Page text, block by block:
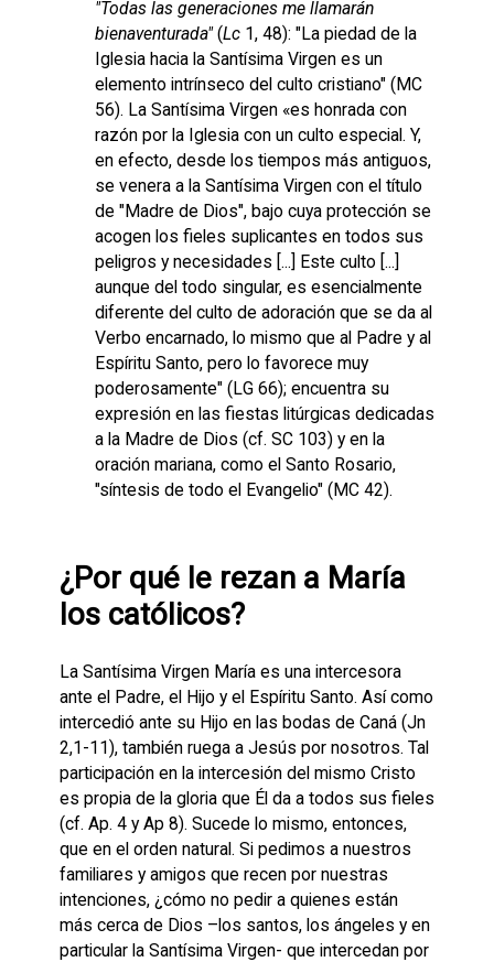
"Todas las generaciones me llamarán
bienaventurada"(Lc1, 48): "La piedad de la
Iglesia hacia la Santísima Virgen es un
elemento intrínseco del culto cristiano" (MC
56). La Santísima Virgen «es honrada con
razón por la Iglesia con un culto especial. Y,
en efecto, desde los tiempos más antiguos,
se venera a la Santísima Virgen con el título
de "Madre de Dios", bajo cuya protección se
acogen los fieles suplicantes en todos sus
peligros y necesidades [...] Este culto [...]
aunque del todo singular, es esencialmente
diferente del culto de adoración que se da al
Verbo encarnado, lo mismo que al Padre y al
Espíritu Santo, pero lo favorece muy
poderosamente" (LG 66); encuentra su
expresión en las fiestas litúrgicas dedicadas
a la Madre de Dios (cf. SC 103) y en la
oración mariana, como el Santo Rosario,
"síntesis de todo el Evangelio" (MC 42).
¿Por qué le rezan a María
los católicos?
La Santísima Virgen María es una intercesora
ante el Padre, el Hijo y el Espíritu Santo. Así como
intercedió ante su Hijo en las bodas de Caná (Jn
2,1-11), también ruega a Jesús por nosotros. Tal
participación en la intercesión del mismo Cristo
es propia de la gloria que Él da a todos sus fieles
(cf. Ap. 4 y Ap 8). Sucede lo mismo, entonces,
que en el orden natural. Si pedimos a nuestros
familiares y amigos que recen por nuestras
intenciones, ¿cómo no pedir a quienes están
más cerca de Dios –los santos, los ángeles y en
particular la Santísima Virgen- que intercedan por